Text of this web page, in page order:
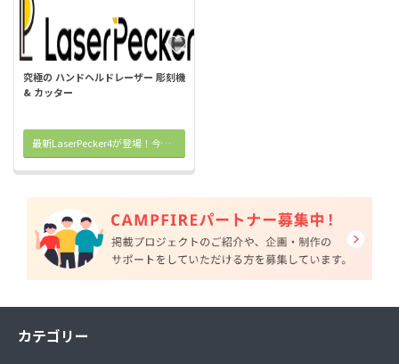
究極の ハンドヘルドレーザー 彫刻機
& カッター
最新LaserPecker4が登場！今すぐチェック！
カテゴリー